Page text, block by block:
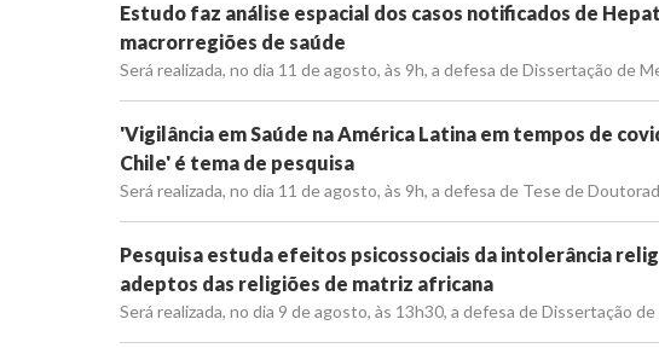
Estudo faz análise espacial dos casos notificados de
macrorregiões de saúde
Será realizada, no dia 11 de agosto, às 9h, a defesa de Dissertação de
'Vigilância em Saúde na América Latina em tempos de
Chile' é tema de pesquisa
Será realizada, no dia 11 de agosto, às 9h, a defesa de Tese de
Pesquisa estuda efeitos psicossociais da intolerância
adeptos das religiões de matriz africana
Será realizada, no dia 9 de agosto, às 13h30, a defesa de Dissertação